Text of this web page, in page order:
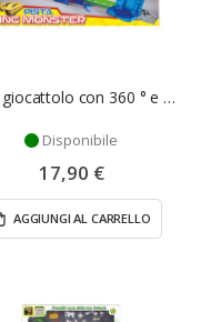
Pista giocattolo con 360 ° e modellini - Mazzeo Giocattoli
Disponibile
17,90 €
AGGIUNGI AL CARRELLO